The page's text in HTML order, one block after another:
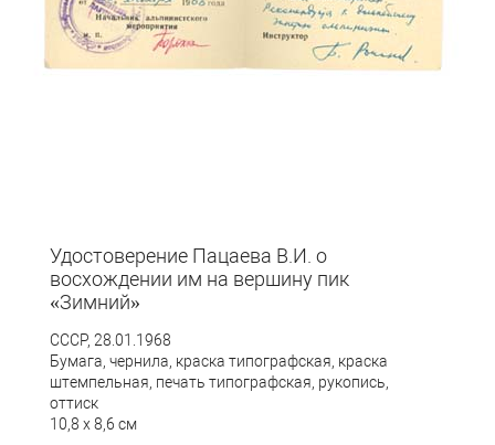
Удостоверение Пацаева В.И. о
восхождении им на вершину пик
«Зимний»
СССР, 28.01.1968
Бумага, чернила, краска типографская, краска
штемпельная, печать типографская, рукопись,
оттиск
10,8 х 8,6 см